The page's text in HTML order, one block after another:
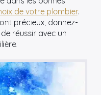
de votre plombier.
précieux, donnez-
réussir avec un